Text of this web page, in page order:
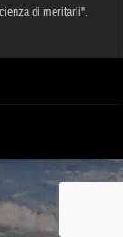
di meritarli".